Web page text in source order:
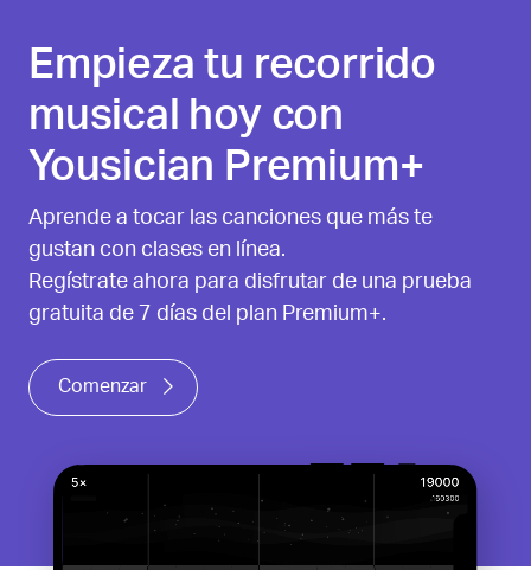
Empieza tu recorrido
musical hoy con
Yousician Premium+
Aprende a tocar las canciones que más te
gustan con clases en línea.
Regístrate ahora para disfrutar de una prueba
gratuita de 7 días del plan Premium+.
Comenzar